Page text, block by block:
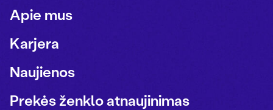
Apie mus
Karjera
Naujienos
Prekės ženklo atnaujinimas